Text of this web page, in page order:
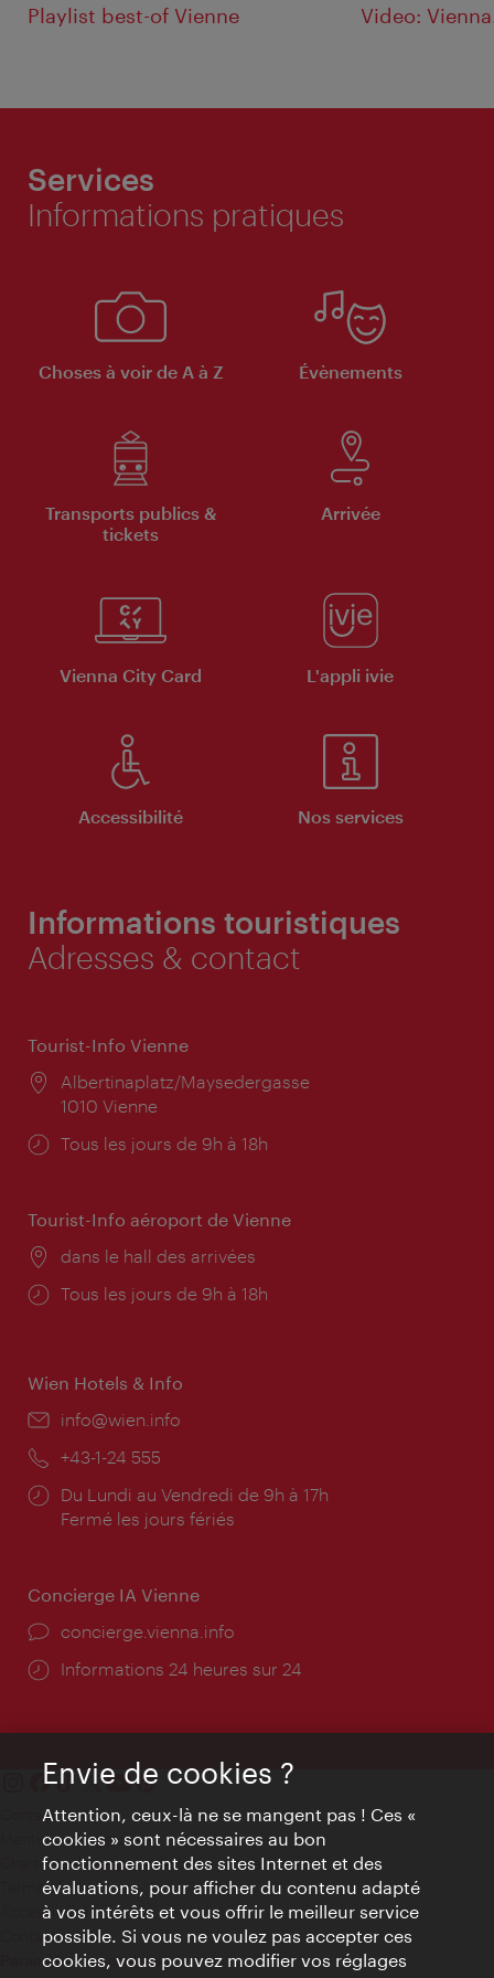
Playlist best-of Vienne Video:
Services
Informations pratiques
Choses à voir de A à Z Évènements
Transports publics &
tickets
Arrivée
Vienna City Card L'appli ivie
Accessibilité Nos services
Informations touristiques
Adresses & contact
Tourist-Info Vienne
Lieu:
Albertinaplatz/Maysedergasse
1010 Vienne
Horaires
Tous les jours de 9h à 18h
Tourist-Info aéroport de Vienne
Lieu:
dans le hall des arrivées
Horaires
Tous les jours de 9h à 18h
Wien Hotels & Info
E-
info@wien.info
Téléphone:
+43-1-24 555
Horaires
d'ouverture:
Du Lundi au Vendredi de 9h à 17h
Fermé les jours fériés
Concierge IA Vienne
Ort:
concierge.vienna.info
Öffnungszeiten:
Informations 24 heures sur 24
Contact
Mentions obligatoires
Charte sur le respect de la vie privée
Terms of Use
Accessibilité
Contact presse
Paramètres de cookies
Envie de cookies ?
Attention, ceux-là ne se mangent pas ! Ces «
cookies » sont nécessaires au bon
fonctionnement des sites Internet et des
évaluations, pour afficher du contenu adapté
à vos intérêts et vous offrir le meilleur service
possible. Si vous ne voulez pas accepter ces
cookies, vous pouvez modifier vos réglages